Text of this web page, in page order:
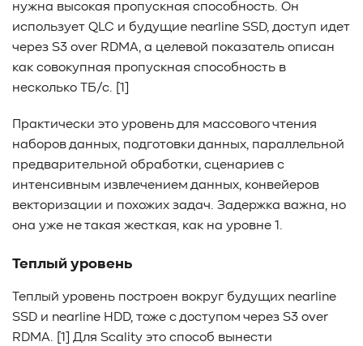
нужна высокая пропускная способность. Он
использует QLC и будущие nearline SSD, доступ идет
через S3 over RDMA, а целевой показатель описан
как совокупная пропускная способность в
несколько ТБ/с. [1]
Практически это уровень для массового чтения
наборов данных, подготовки данных, параллельной
предварительной обработки, сценариев с
интенсивным извлечением данных, конвейеров
векторизации и похожих задач. Задержка важна, но
она уже не такая жесткая, как на уровне 1.
Теплый уровень
Теплый уровень построен вокруг будущих nearline
SSD и nearline HDD, тоже с доступом через S3 over
RDMA. [1] Для Scality это способ вынести